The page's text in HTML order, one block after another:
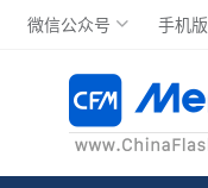
微信公众号 手机版